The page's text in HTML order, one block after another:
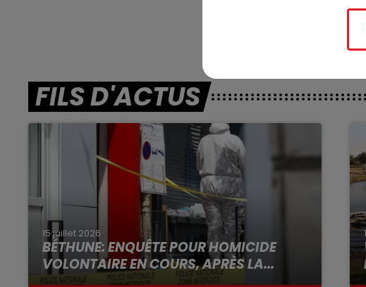
EN DIRECT DES
Lyon-La-Soie (R4) : 604
FILS D'ACTUS
15 juillet 2026
BÉTHUNE: ENQUÊTE POUR HOMICIDE
VOLONTAIRE EN COURS, APRÈS LA...
Selon les premiers éléments, le logement